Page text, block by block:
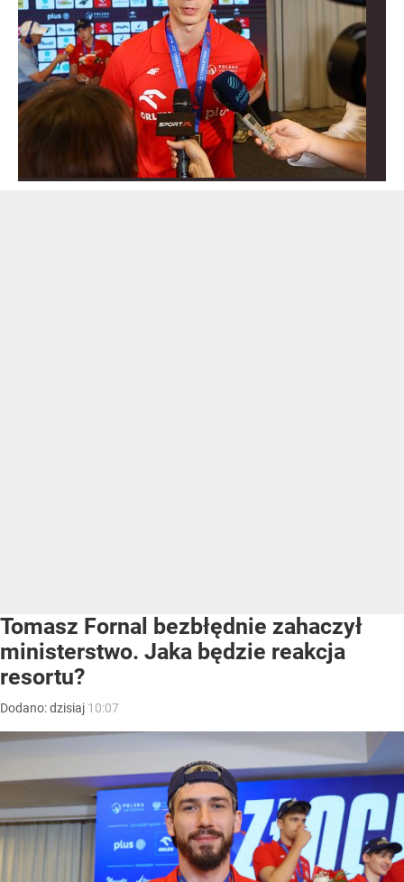
Tomasz Fornal bezbłędnie zahaczył
ministerstwo. Jaka będzie reakcja
resortu?
Dodano:dzisiaj 10:07